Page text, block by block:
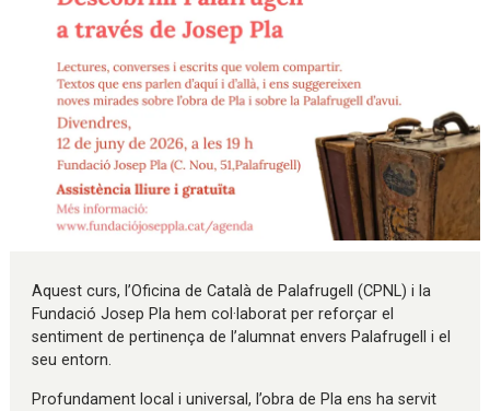
Aquest curs, l’Oficina de Català de Palafrugell (CPNL) i la
Fundació Josep Pla hem col·laborat per reforçar el
sentiment de pertinença de l’alumnat envers Palafrugell i el
seu entorn.
Profundament local i universal, l’obra de Pla ens ha servit